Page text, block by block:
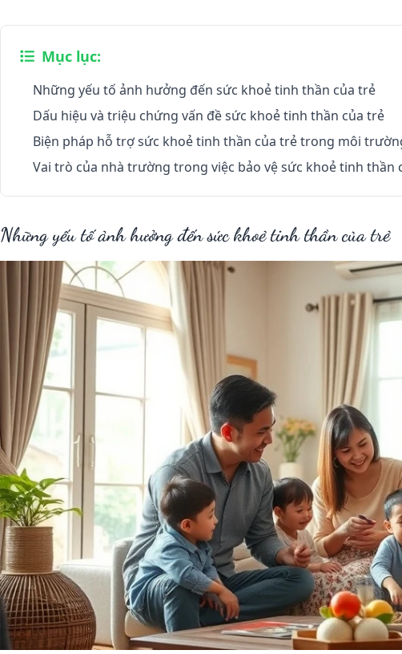
Mục lục:
Những yếu tố ảnh hưởng đến sức khoẻ tinh thần của trẻ
Dấu hiệu và triệu chứng vấn đề sức khoẻ tinh thần của trẻ
Biện pháp hỗ trợ sức khoẻ tinh thần của trẻ trong môi
Vai trò của nhà trường trong việc bảo vệ sức khoẻ tinh thần
Những yếu tố ảnh hưởng đến sức khoẻ tinh thần của trẻ